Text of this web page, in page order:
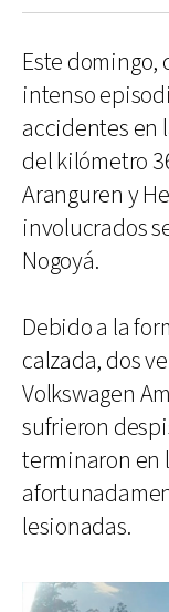
Este domingo,
intenso
accidentes en
del kilómetro
Aranguren y
involucrados
Nogoyá.
Debido a la
calzada, dos
Volkswagen
sufrieron
terminaron en
lesionadas.